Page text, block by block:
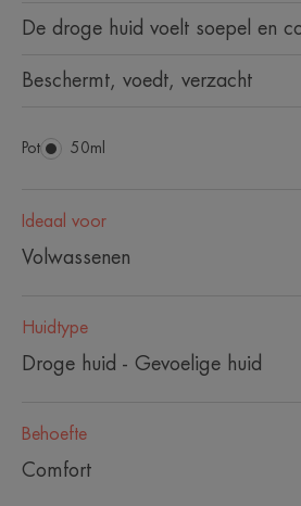
De droge huid voelt soepel en
Beschermt, voedt, verzacht
Pot Pot
50ml
Ideaal voor
Volwassenen
Huidtype
Droge huid - Gevoelige huid
Behoefte
Comfort